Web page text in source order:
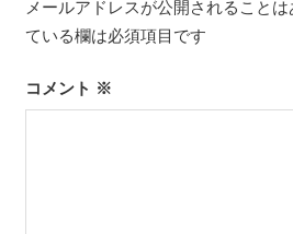
ゲ
ー
シ
メールアドレスが公開されることは
ている欄は必須項目です
コメント ※